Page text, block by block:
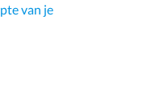
van je